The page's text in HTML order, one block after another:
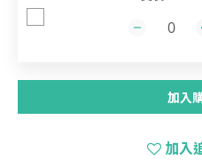
加入
加入